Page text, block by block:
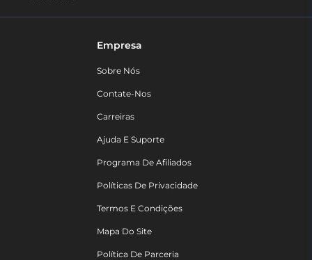
Empresa
Sobre Nós
Contate-Nos
Carreiras
Ajuda E Suporte
Programa De Afiliados
Políticas De Privacidade
Termos E Condições
Mapa Do Site
Política De Parceria